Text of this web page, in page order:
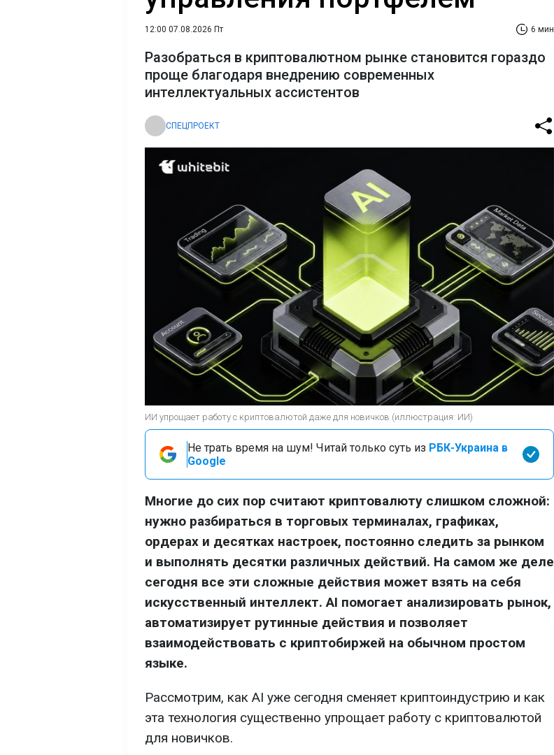
12:00 07.08.2026 Пт 6 мин
Разобраться в криптовалютном рынке становится гораздо
проще благодаря внедрению современных
интеллектуальных ассистентов
СПЕЦПРОЕКТ
ИИ упрощает работу с криптовалютой даже для новичков (иллюстрация: ИИ)
Не трать время на шум! Читай только суть из РБК-Украина в
Google
Многие до сих пор считают криптовалюту слишком сложной:
нужно разбираться в торговых терминалах, графиках,
ордерах и десятках настроек, постоянно следить за рынком
и выполнять десятки различных действий. На самом же деле
сегодня все эти сложные действия может взять на себя
искусственный интеллект. AI помогает анализировать рынок,
автоматизирует рутинные действия и позволяет
взаимодействовать с криптобиржей на обычном простом
языке.
Рассмотрим, как AI уже сегодня сменяет криптоиндустрию и как
эта технология существенно упрощает работу с криптовалютой
для новичков.